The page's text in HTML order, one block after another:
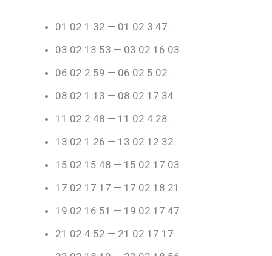
01.02 1:32 — 01.02 3:47.
03.02 13:53 — 03.02 16:03.
06.02 2:59 — 06.02 5:02.
08.02 1:13 — 08.02 17:34.
11.02 2:48 — 11.02 4:28.
13.02 1:26 — 13.02 12:32.
15.02 15:48 — 15.02 17:03.
17.02 17:17 — 17.02 18:21.
19.02 16:51 — 19.02 17:47.
21.02 4:52 — 21.02 17:17.